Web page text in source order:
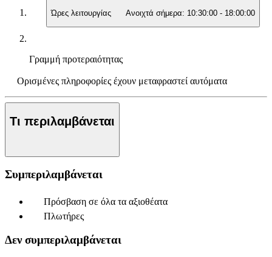
Ώρες λειτουργίας Ανοιχτά σήμερα: 10:30:00 - 18:00:00
Γραμμή προτεραιότητας
Ορισμένες πληροφορίες έχουν μεταφραστεί αυτόματα
Τι περιλαμβάνεται
Συμπεριλαμβάνεται
Πρόσβαση σε όλα τα αξιοθέατα
Πλωτήρες
Δεν συμπεριλαμβάνεται